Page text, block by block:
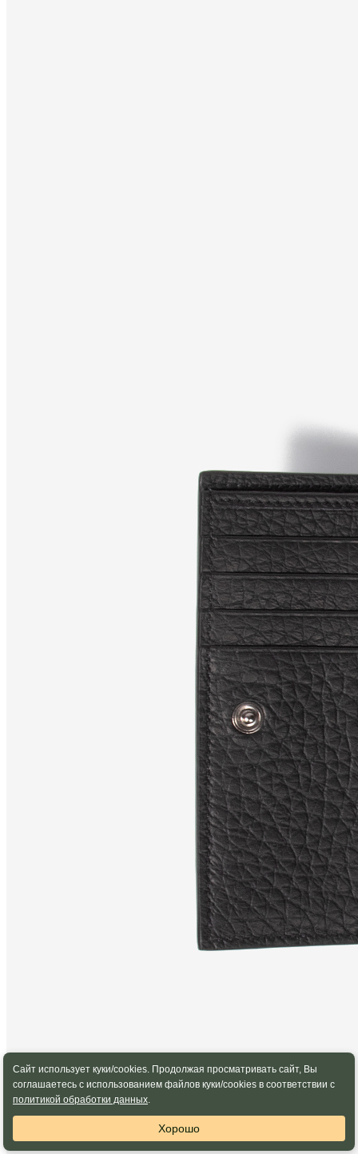
Сайт использует куки/cookies. Продолжая просматривать сайт, Вы
соглашаетесь с использованием файлов куки/cookies в соответствии с
политикой обработки данных.
Хорошо